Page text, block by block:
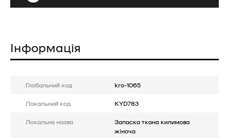
Інформація
Глобальний код kro-1065
Локальний код KYD783
Локальна назва
Запаска ткана килимова
жіноча